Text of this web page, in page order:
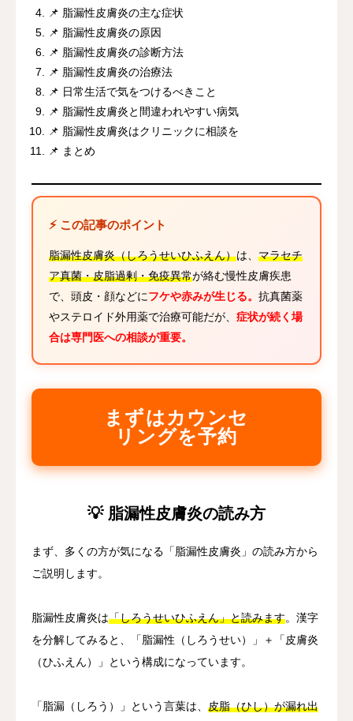
📌 脂漏性皮膚炎の主な症状
📌 脂漏性皮膚炎の原因
📌 脂漏性皮膚炎の診断方法
📌 脂漏性皮膚炎の治療法
📌 日常生活で気をつけるべきこと
📌 脂漏性皮膚炎と間違われやすい病気
📌 脂漏性皮膚炎はクリニックに相談を
📌 まとめ
⚡ この記事のポイント
脂漏性皮膚炎（しろうせいひふえん）は、 マラセチ
ア真菌・皮脂過剰・免疫異常が絡む慢性皮膚疾患
で、頭皮・顔などにフケや赤みが生じる。 抗真菌薬
やステロイド外用薬で治療可能だが、 症状が続く場
合は専門医への相談が重要。
まずはカウンセ
リングを予約
💡 脂漏性皮膚炎の読み方
まず、多くの方が気になる「脂漏性皮膚炎」の読み方から
ご説明します。
脂漏性皮膚炎は「しろうせいひふえん」と読みます。漢字
を分解してみると、「脂漏性（しろうせい）」＋「皮膚炎
（ひふえん）」という構成になっています。
「脂漏（しろう）」という言葉は、 皮脂（ひし）が漏れ出